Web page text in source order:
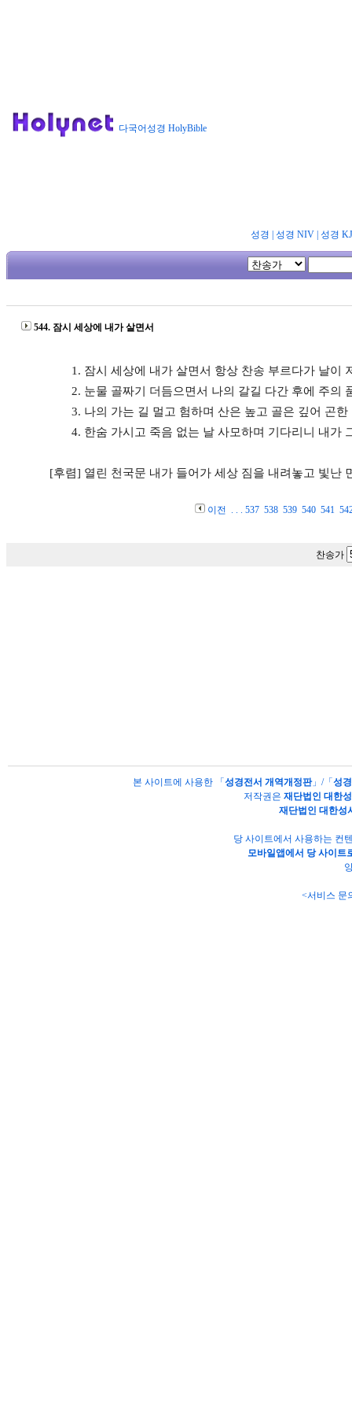
다국어성경 HolyBible
성경 성경 NIV| 성경
544. 잠시 세상에 내가 살면서
1. 잠시 세상에 내가 살면서 항상 찬송 부르다가 날이
2. 눈물 골짜기 더듬으면서 나의 갈길 다간 후에 주의
3. 나의 가는 길 멀고 험하며 산은 높고 골은 깊어 곤
4. 한숨 가시고 죽음 없는 날 사모하며 기다리니 내가
[후렴] 열린 천국문 내가 들어가 세상 짐을 내려놓고 빛난
이전 . . . 537 538 539 540 541
찬송가
본 사이트에 사용한 「 성경전서 개역개정판」/「 성
저작권은 재단법인 대한
재단법인 대한성
당 사이트에서 사용하는 컨
모바일앱에서 당 사이트
<서비스 문